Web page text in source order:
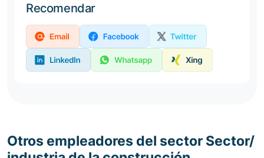
Recomendar
Otros empleadores del sector Sector/